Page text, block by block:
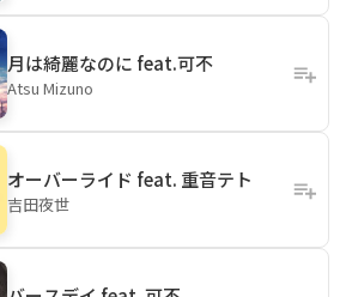
月は綺麗なのに feat.可不
Atsu Mizuno
オーバーライド feat. 重音テト
吉田夜世